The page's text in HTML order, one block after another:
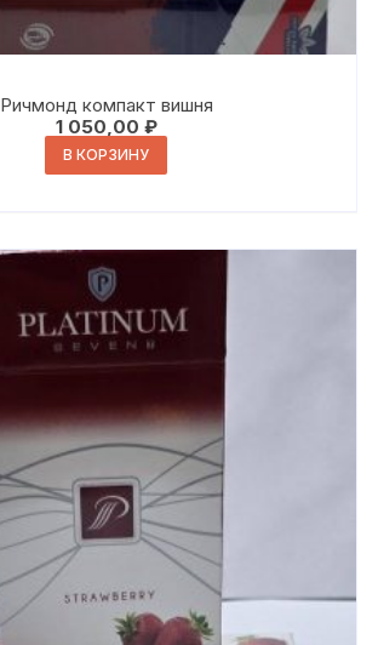
Ричмонд компакт вишня
1 050,00 ₽
В КОРЗИНУ